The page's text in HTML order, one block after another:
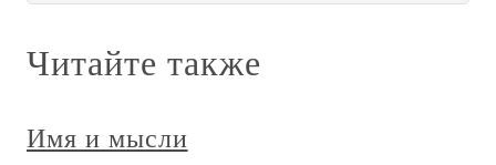
Читайте также
Имя и мысли